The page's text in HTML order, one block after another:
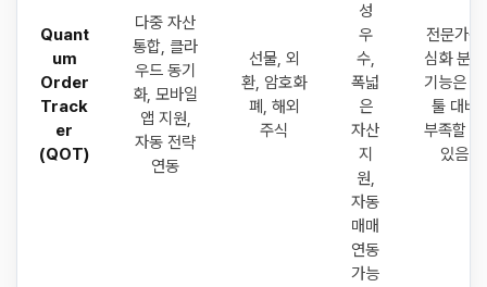
Quant
um
Order
Track
er
(QOT)
다중 자산
통합, 클라
우드 동기
화, 모바일
앱 지원,
자동 전략
연동
선물, 외
환, 암호화
폐, 해외
주식
성
우
수,
폭넓
은
자산
지
원,
자동
매매
연동
가능
전문가용
심화 분석
기능은 타
툴 대비
부족할 수
있음